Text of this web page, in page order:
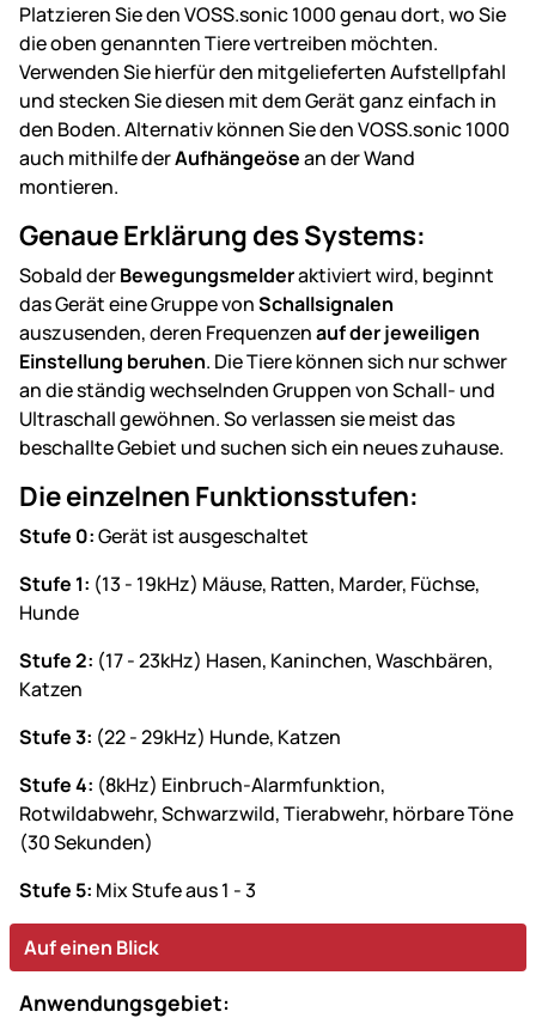
Platzieren Sie den VOSS.sonic 1000 genau dort, wo Sie
die oben genannten Tiere vertreiben möchten.
Verwenden Sie hierfür den mitgelieferten Aufstellpfahl
und stecken Sie diesen mit dem Gerät ganz einfach in
den Boden. Alternativ können Sie den VOSS.sonic 1000
auch mithilfe derAufhängeösean der Wand
montieren.
Genaue Erklärung des Systems:
Sobald derBewegungsmelderaktiviert wird, beginnt
das Gerät eine Gruppe vonSchallsignalen
auszusenden, deren Frequenzenauf der jeweiligen
Einstellung beruhen. Die Tiere können sich nur schwer
an die ständig wechselnden Gruppen von Schall- und
Ultraschall gewöhnen. So verlassen sie meist das
beschallte Gebiet und suchen sich ein neues zuhause.
Die einzelnen Funktionsstufen:
Stufe 0:Gerät ist ausgeschaltet
Stufe 1: (13 - 19kHz) Mäuse, Ratten, Marder, Füchse,
Hunde
Stufe 2: (17 - 23kHz) Hasen, Kaninchen, Waschbären,
Katzen
Stufe 3: (22 - 29kHz) Hunde, Katzen
Stufe 4: (8kHz) Einbruch-Alarmfunktion,
Rotwildabwehr, Schwarzwild, Tierabwehr, hörbare Töne
(30 Sekunden)
Stufe 5: Mix Stufe aus 1 - 3
Auf einen Blick
Anwendungsgebiet: